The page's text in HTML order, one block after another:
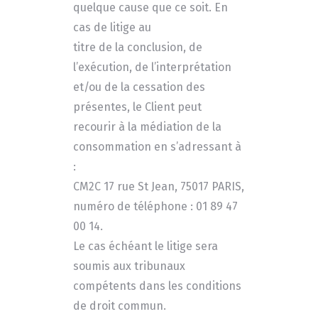
quelque cause que ce soit. En
cas de litige au
titre de la conclusion, de
l’exécution, de l’interprétation
et/ou de la cessation des
présentes, le Client peut
recourir à la médiation de la
consommation en s’adressant à
:
CM2C 17 rue St Jean, 75017 PARIS,
numéro de téléphone : 01 89 47
00 14.
Le cas échéant le litige sera
soumis aux tribunaux
compétents dans les conditions
de droit commun.